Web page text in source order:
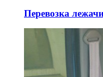
Перевозка